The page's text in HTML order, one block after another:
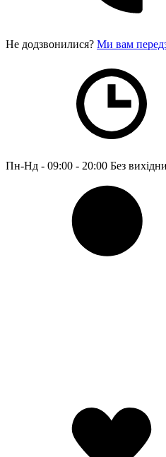
Не додзвонилися? Ми вам
Пн-Нд - 09:00 - 20:00 Без